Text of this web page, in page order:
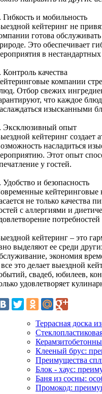
Гибкость и мобильность
кейтеринг не
готова
Это обеспечивает
в
Контроль качества
компании
Отбор свежих
что каждое
изысканными
Эксклюзивный опыт
кейтеринг создает
насладиться
Этот опыт
у гостей.
Удобство и безопасность
кейтеринговые
не только качества
с аллергиями и
кейтеринг – это
выделяют ее среди
экономия
это делает выездной
свадеб, юбилеев,
удовлетворяет
Террасная доска
Клееный брус:
Преимущества
Блок - хаус:
Баня из сосны:
Промокод: